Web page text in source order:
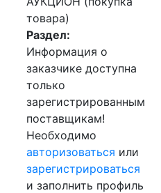
товара)
Раздел:
Информация о
заказчике доступна
только
зарегистрированным
поставщикам!
Необходимо
авторизоваться или
зарегистрироваться
и заполнить профиль